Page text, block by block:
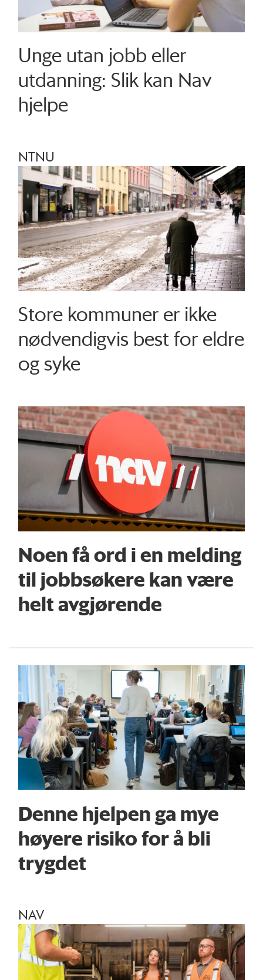
Unge utan jobb eller
utdanning: Slik kan Nav
hjelpe
NTNU
Store kommuner er ikke
nødvendigvis best for eldre
og syke
Noen få ord i en melding
til jobbsøkere kan være
helt avgjørende
Denne hjelpen ga mye
høyere risiko for å bli
trygdet
NAV